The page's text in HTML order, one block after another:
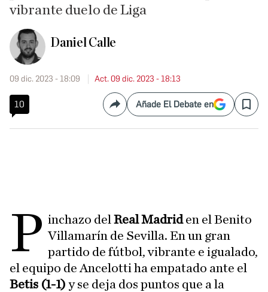
vibrante duelo de Liga
Daniel Calle
09 dic. 2023 - 18:09 Act. 09 dic. 2023 - 18:13
10 CompartirAñade El Debate en Save
P inchazo delReal Madriden el Benito
Villamarín de Sevilla. En un gran
partido de fútbol, vibrante e igualado,
el equipo de Ancelotti ha empatado ante el
Betis (1-1) y se deja dos puntos que a la